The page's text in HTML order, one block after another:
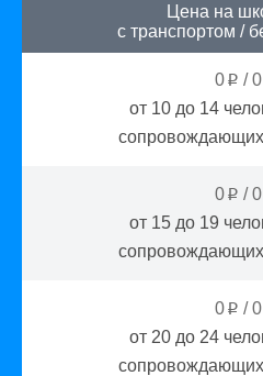
Цена на
с транспортом /
0 p /0
от 10 до 14
сопровождающих
0 p /0
от 15 до 19
сопровождающих
0 p /0
от 20 до 24
сопровождающих